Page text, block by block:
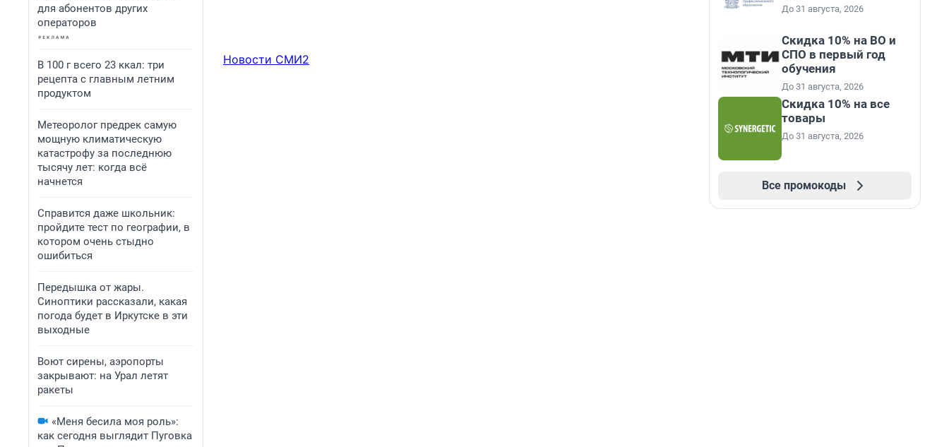
для абонентов других
операторов
В 100 г всего 23 ккал: три
рецепта с главным летним
продуктом
Метеоролог предрек самую
мощную климатическую
катастрофу за последнюю
тысячу лет: когда всё
начнется
Справится даже школьник:
пройдите тест по географии, в
котором очень стыдно
ошибиться
Передышка от жары.
Синоптики рассказали, какая
погода будет в Иркутске в эти
выходные
Воют сирены, аэропорты
закрывают: на Урал летят
ракеты
«Меня бесила моя роль»:
как сегодня выглядит Пуговка
Новости СМИ2
До 31 августа, 2026
Скидка 10% на ВО и
СПО в первый год
обучения
До 31 августа, 2026
Скидка 10% на все
товары
До 31 августа, 2026
Все промокоды